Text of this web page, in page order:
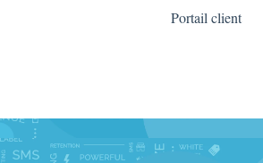
sous-menu pour les traductionsPortail client